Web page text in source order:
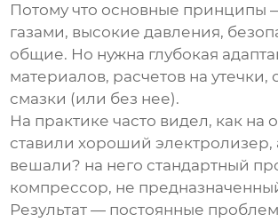
Потому что основные принципы
газами, высокие давления,
общие. Но нужна глубокая
материалов, расчетов на утечки,
смазки (или без нее).
На практике часто видел, как на
ставили хороший электролизер,
вешали? на него стандартный
компрессор, не
Результат — постоянные